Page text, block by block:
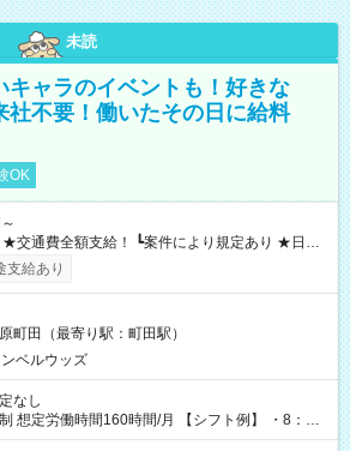
未読
キャラのイベントも！好きな
不要！働いたその日に給料
OK
あり） ┗働いたその日に現金GET♪ お仕事後はコ
払い分を引き落とせます！ 【試用期間】試
支給あり
町田（最寄り駅：町田駅）
ベルウッズ
なし
働時間160時間/月 【シフト例】 ・8：00